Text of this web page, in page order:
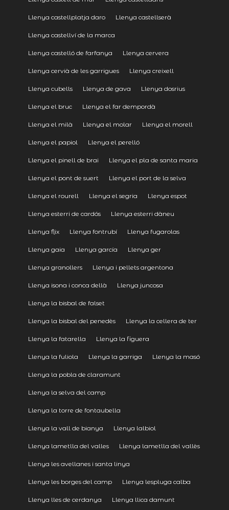
Llenya castellplatja daro Llenya castellserà
Llenya castellví de la marca
Llenya castelló de farfanya Llenya cervera
Llenya cervià de les garrigues Llenya creixell
Llenya cubells Llenya de gava Llenya dosrius
Llenya el bruc Llenya el far dempordà
Llenya el milà Llenya el molar Llenya el morell
Llenya el papiol Llenya el perelló
Llenya el pinell de brai Llenya el pla de santa maria
Llenya el pont de suert Llenya el port de la selva
Llenya el rourell Llenya el segria Llenya espot
Llenya esterri de cardós Llenya esterri dàneu
Llenya flix Llenya fontrubí Llenya fugarolas
Llenya gaia Llenya garcía Llenya ger
Llenya granollers Llenya i pellets argentona
Llenya isona i conca dellà Llenya juncosa
Llenya la bisbal de falset
Llenya la bisbal del penedès Llenya la cellera de ter
Llenya la fatarella Llenya la figuera
Llenya la fuliola Llenya la garriga Llenya la masó
Llenya la pobla de claramunt
Llenya la selva del camp
Llenya la torre de fontaubella
Llenya la vall de bianya Llenya lalbiol
Llenya lametlla del valles Llenya lametlla del vallès
Llenya les avellanes i santa linya
Llenya les borges del camp Llenya lespluga calba
Llenya lles de cerdanya Llenya llica damunt